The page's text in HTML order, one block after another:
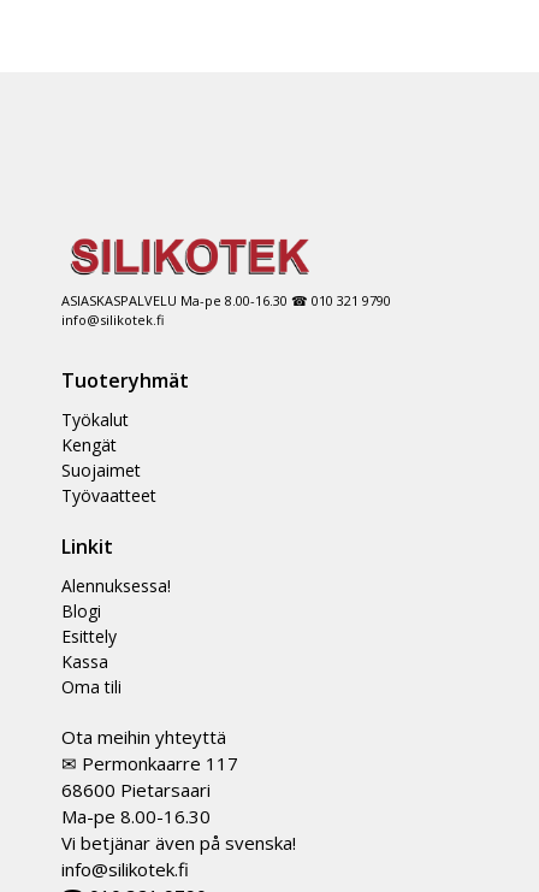
ASIASKASPALVELU Ma-pe 8.00-16.30 ☎ 010 321 9790
info@silikotek.fi
Tuoteryhmät
Työkalut
Kengät
Suojaimet
Työvaatteet
Linkit
Alennuksessa!
Blogi
Esittely
Kassa
Oma tili
Ota meihin yhteyttä
✉ Permonkaarre 117
68600 Pietarsaari
Ma-pe 8.00-16.30
Vi betjänar även på svenska!
info@silikotek.fi